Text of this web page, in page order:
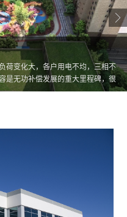
荷变化大，各户用电不均，三相不
是无功补偿发展的重大里程碑，很
